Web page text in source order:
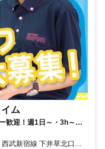
ム
歓迎！週1日～・3h～、
武新宿線 下井草北口徒